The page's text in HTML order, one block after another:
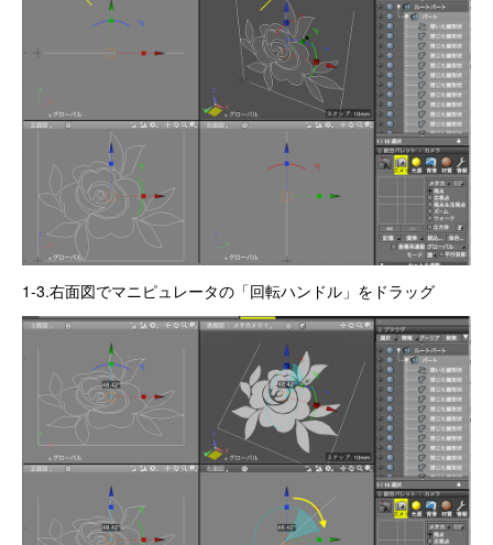
1-3.右面図でマニピュレータの「回転ハンドル」をドラッグ